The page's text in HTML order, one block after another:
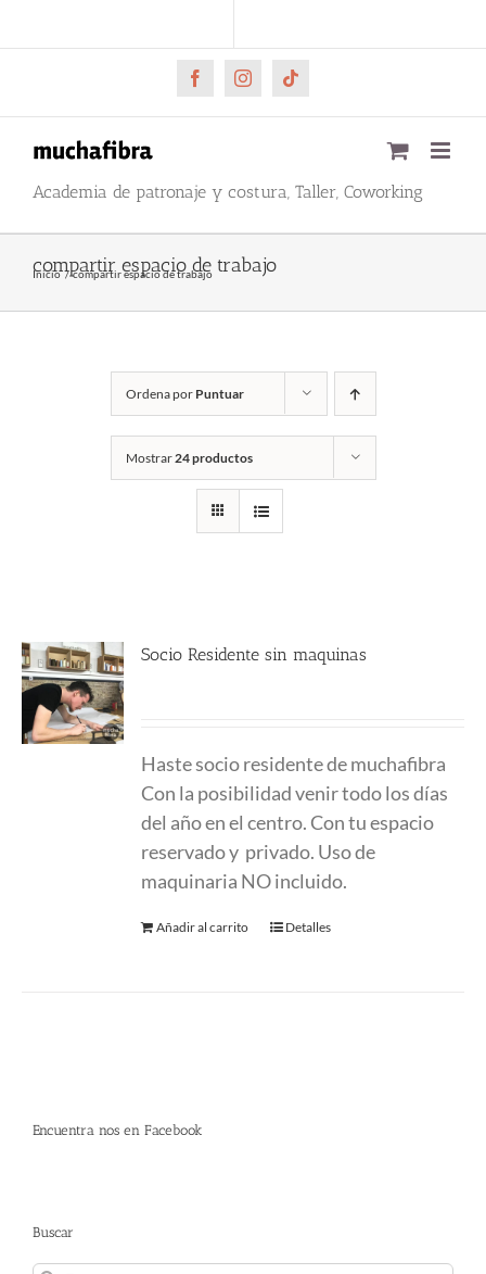
al
FacebookInstagramTiktok
Academia de patronaje y costura, Taller, Coworking
compartir espacio de trabajo
Inicio compartir espacio de trabajo
Ordena por Puntuar
Mostrar24 productos
Socio Residente sin maquinas
Haste socio residente de muchafibra
Con la posibilidad venir todo los días
del año en el centro. Con tu espacio
reservado y privado. Uso de
maquinaria NO incluido.
Añadir al carrito Detalles
Encuentra nos en Facebook
Buscar